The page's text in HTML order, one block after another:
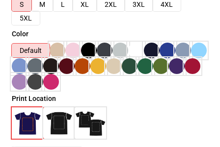
S
M L XL 2XL 3XL
4XL
5XL
Color
Default
Print Location